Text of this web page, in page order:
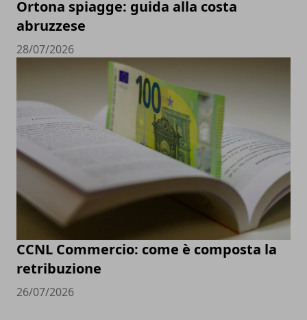
Ortona spiagge: guida alla costa
abruzzese
28/07/2026
CCNL Commercio: come è composta la
retribuzione
26/07/2026